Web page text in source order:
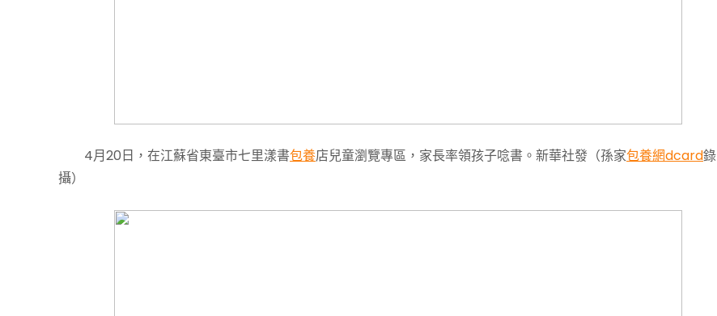
4月20日，在江蘇省東臺市七里漾書包養店兒童瀏覽專區，家長率領孩子唸書。新華社發（孫家包養網dcard錄
攝）